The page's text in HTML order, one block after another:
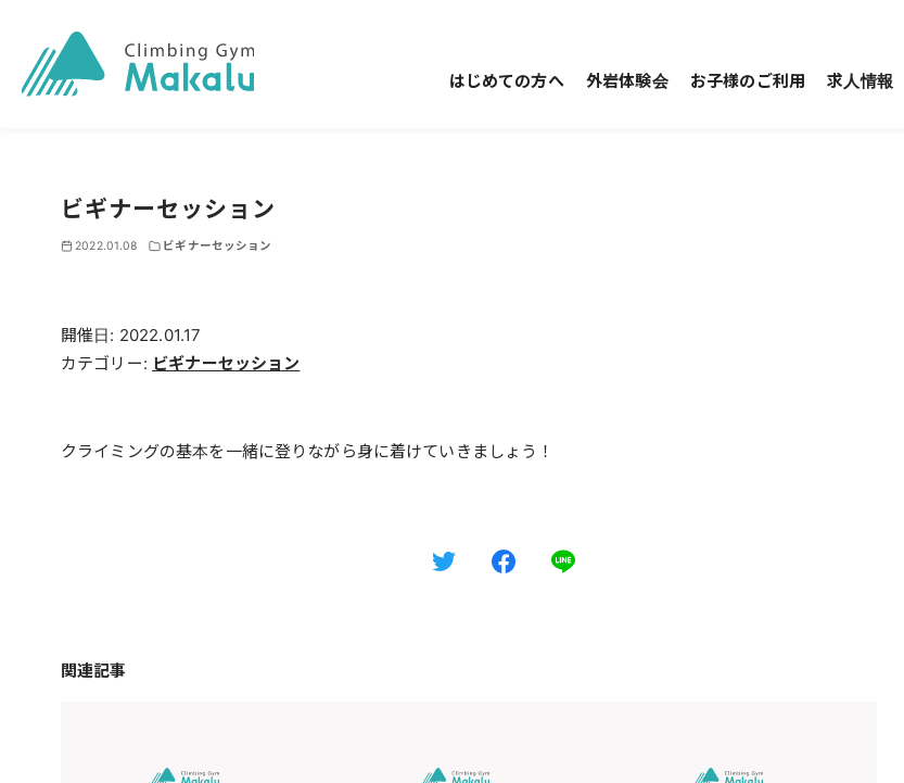
はじめての方へ 外岩体験会 お子様のご利用 求人情報
ビギナーセッション
2022.01.08 ビギナーセッション
開催日: 2022.01.17
カテゴリー: ビギナーセッション
クライミングの基本を一緒に登りながら身に着けていきましょう！
関連記事